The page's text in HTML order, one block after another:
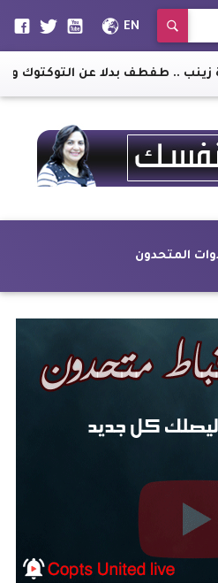
EN
التوكتوك وهذا هو خط سيره
المتحدون